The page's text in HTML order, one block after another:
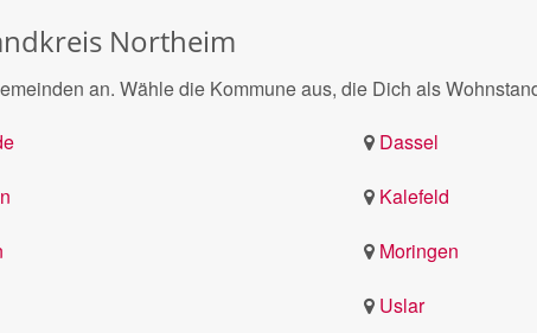
Northeim
an. Wähle die Kommune aus, die Dich als
Dassel
Kalefeld
Moringen
Uslar